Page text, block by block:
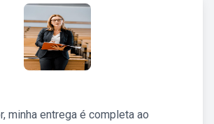
minha entrega é completa ao